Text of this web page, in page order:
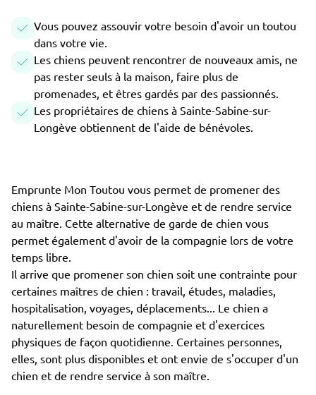
Vous pouvez assouvir votre besoin d'avoir un toutou
dans votre vie.
Les chiens peuvent rencontrer de nouveaux amis, ne
pas rester seuls à la maison, faire plus de
promenades, et êtres gardés par des passionnés.
Les propriétaires de chiens à Sainte-Sabine-sur-
Longève obtiennent de l'aide de bénévoles.
Emprunte Mon Toutou vous permet de promener des
chiens à Sainte-Sabine-sur-Longève et de rendre service
au maître. Cette alternative de garde de chien vous
permet également d'avoir de la compagnie lors de votre
temps libre.
Il arrive que promener son chien soit une contrainte pour
certaines maîtres de chien : travail, études, maladies,
hospitalisation, voyages, déplacements... Le chien a
naturellement besoin de compagnie et d'exercices
physiques de façon quotidienne. Certaines personnes,
elles, sont plus disponibles et ont envie de s'occuper d'un
chien et de rendre service à son maître.